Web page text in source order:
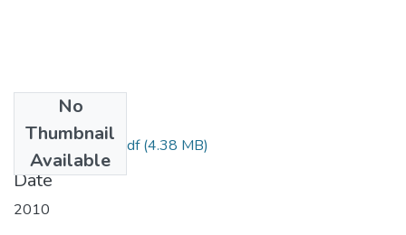
No
Thumbnail
Available
بوهلال عبد الحليم.pdf(4.38 MB)
Date
2010